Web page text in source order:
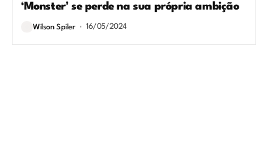
‘Monster’ se perde na sua própria ambição
Wilson Spiler 16/05/2024